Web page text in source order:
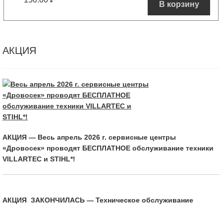
В корзину
АКЦИЯ
АКЦИЯ — Весь апрель 2026 г. сервисные центры
«Дровосек» проводят БЕСПЛАТНОЕ обслуживание техники
VILLARTEC и STIHL*!
АКЦИЯ ЗАКОНЧИЛАСЬ — Техническое обслуживание